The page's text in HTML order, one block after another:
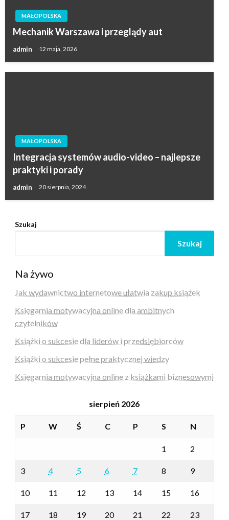
MAŁOPOLSKA
Mechanik Warszawa i przeglądy aut
admin 12 maja, 2026
MAŁOPOLSKA
Integracja systemów audio-video – najlepsze
praktyki i porady
admin 20 sierpnia, 2024
Szukaj
Szukaj
Na żywo
Jak wydawnictwo internetowe ułatwia zakup książek
Księgarnia motywacyjna online dla ambitnych
czytelników
Książki o sukcesie dla liderów i przedsiębiorców
Książki o sukcesie pełne praktycznej wiedzy
Księgarnia motywacyjna online z książkami biznesowymi
sierpień 2026
P W Ś C P S N
1 2
3 4 5 6 7 8 9
10 11 12 13 14 15 16
17 18 19 20 21 22 23